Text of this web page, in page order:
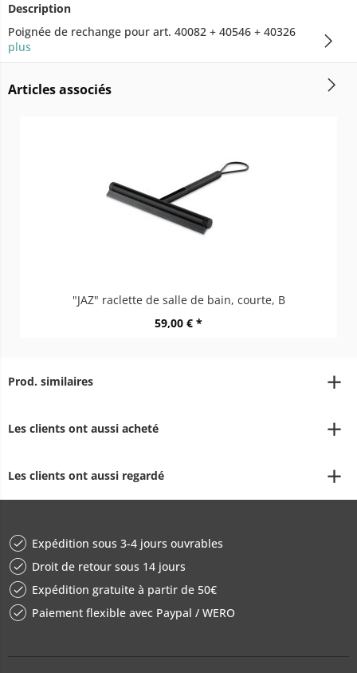
Description
Poignée de rechange pour art. 40082 + 40546 + 40326
plus
Articles associés
"JAZ" raclette de salle de bain, courte, B
59,00 € *
Prod. similaires
Les clients ont aussi acheté
Les clients ont aussi regardé
Expédition sous 3-4 jours ouvrables
Droit de retour sous 14 jours
Expédition gratuite à partir de 50€
Paiement flexible avec Paypal / WERO